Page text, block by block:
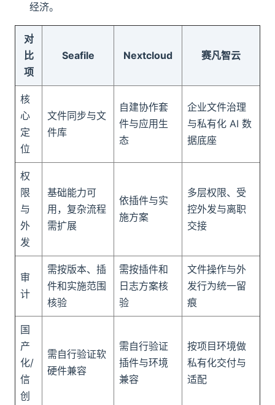
经济。
对
比
项
Seafile Nextcloud 赛凡智云
核
心
定
位
文件同步与文
件库
自建协作套
件与应用生
态
企业文件治理
与私有化 AI 数
据底座
权
限
与
外
发
基础能力可
用，复杂流程
需扩展
依插件与实
施方案
多层权限、受
控外发与离职
交接
审
计
需按版本、插
件和实施范围
核验
需按插件和
日志方案核
验
文件操作与外
发行为统一留
痕
国
产
化/
信
创
需自行验证软
硬件兼容
需自行验证
插件与环境
兼容
按项目环境做
私有化交付与
适配